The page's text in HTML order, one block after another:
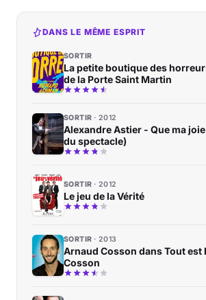
DANS LE MÊME ESPRIT
SORTIR
La petite boutique des
de la Porte Saint Martin
SORTIR 2012
Alexandre Astier - Que ma
du spectacle)
SORTIR 2012
Le jeu de la Vérité
SORTIR 2013
Arnaud Cosson dans Tout est
Cosson